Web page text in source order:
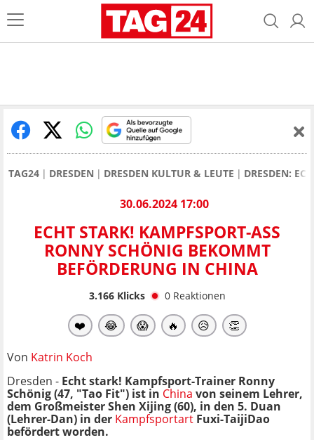
TAG24 DRESDEN DRESDEN KULTUR & LEUTE DRESDEN:
30.06.2024 17:00
ECHT STARK! KAMPFSPORT-ASS
RONNY SCHÖNIG BEKOMMT
BEFÖRDERUNG IN CHINA
3.166Klicks 0 Reaktionen
❤️ 😂 😱 🔥 😥 👏
Von Katrin Koch
Dresden - Echt stark! Kampfsport-Trainer Ronny
Schönig (47, "Tao Fit") ist in China von seinem Lehrer,
dem Großmeister Shen Xijing (60), in den 5. Duan
(Lehrer-Dan) in der Kampfsportart Fuxi-TaijiDao
befördert worden.